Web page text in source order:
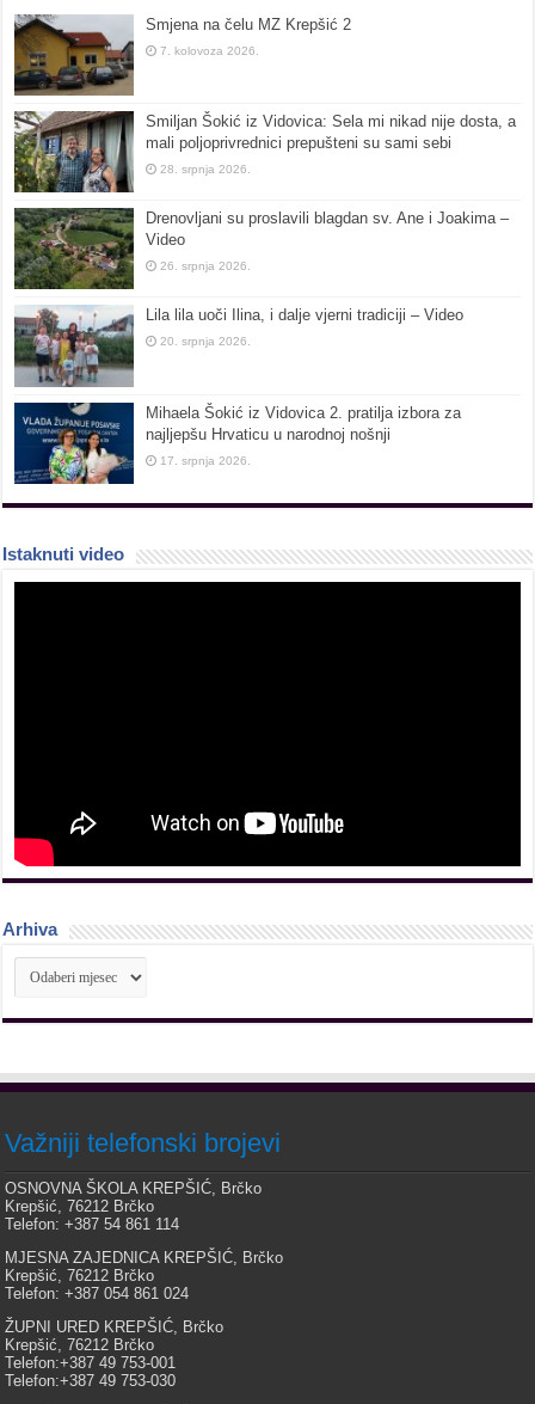
Smjena na čelu MZ Krepšić 2
7. kolovoza 2026.
Smiljan Šokić iz Vidovica: Sela mi nikad nije dosta, a
mali poljoprivrednici prepušteni su sami sebi
28. srpnja 2026.
Drenovljani su proslavili blagdan sv. Ane i Joakima –
Video
26. srpnja 2026.
Lila lila uoči Ilina, i dalje vjerni tradiciji – Video
20. srpnja 2026.
Mihaela Šokić iz Vidovica 2. pratilja izbora za
najljepšu Hrvaticu u narodnoj nošnji
17. srpnja 2026.
Istaknuti video
Arhiva
Arhiva
Važniji telefonski brojevi
OSNOVNA ŠKOLA KREPŠIĆ, Brčko
Krepšić, 76212 Brčko
Telefon: +387 54 861 114
MJESNA ZAJEDNICA KREPŠIĆ, Brčko
Krepšić, 76212 Brčko
Telefon: +387 054 861 024
ŽUPNI URED KREPŠIĆ, Brčko
Krepšić, 76212 Brčko
Telefon:+387 49 753-001
Telefon:+387 49 753-030